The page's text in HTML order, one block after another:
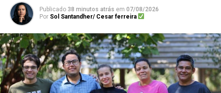
Publicado 38 minutos atrás em 07/08/2026
Por Sol Santandher/ Cesar ferreira